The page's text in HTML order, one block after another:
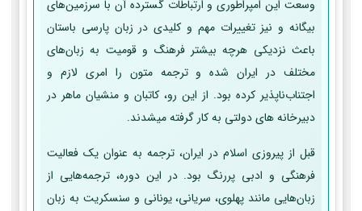
وسعت این امپراطوری و ارتباطات گسترده آن با سرزمین‌های
بیگانه و نیز تغییرات مهم و کلیدی در زبان پارسی باستان
باعث نزدیکی هرچه بیشتر فرهنگ و قومیت به زبان‌های
مختلف در ایران شده و ترجمه متون را امری لازم و
اجتناب‌ناپذیر کرده بود. از این رو، کاتبان و منشیان ماهر در
دبیرخانه های دولتی به کار گرفته می­شدند.
قبل از پیروزی اسلام در ایران، ترجمه به عنوان یک فعالیت
فرهنگی و ادبی پررنگ بود. در این دوره، ترجمه‌هایی از
زبان‌هایی مانند پهلوی، سریانی، یونانی و سنسکریت به زبان